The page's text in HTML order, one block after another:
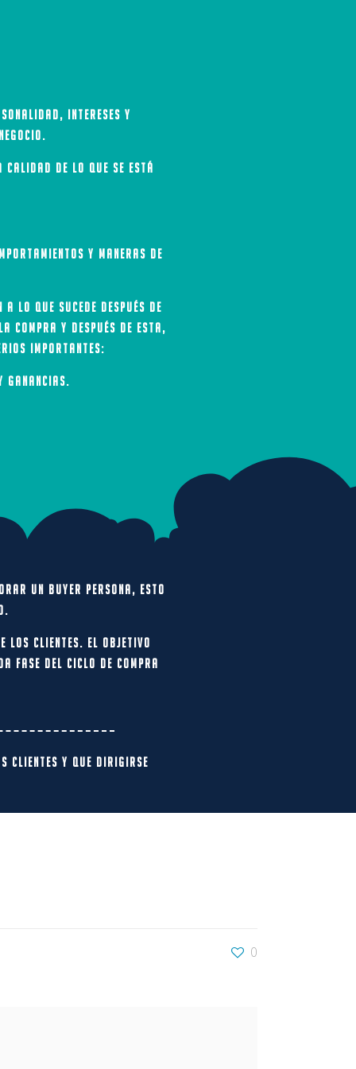
intereses y
de lo que se está
y maneras de
que sucede después de
y después de esta,
importantes:
ganancias.
un buyer persona, esto
los clientes. El objetivo
fase del ciclo de compra
clientes y que dirigirse
0